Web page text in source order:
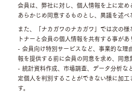
会員は、弊社に対し、個人情報を上に定
あらかじめ同意するものとし、異議を述べ
また、「ナカガワのナカガワ」では次の
トナーと会員の個人情報を共有する事があ
- 会員向け特別サービスなど、事業的な理
報を提供する前に会員の同意を求め、同意
- 統計資料作成、市場調査、データ分析な
定個人を判別することができない様に加
す。